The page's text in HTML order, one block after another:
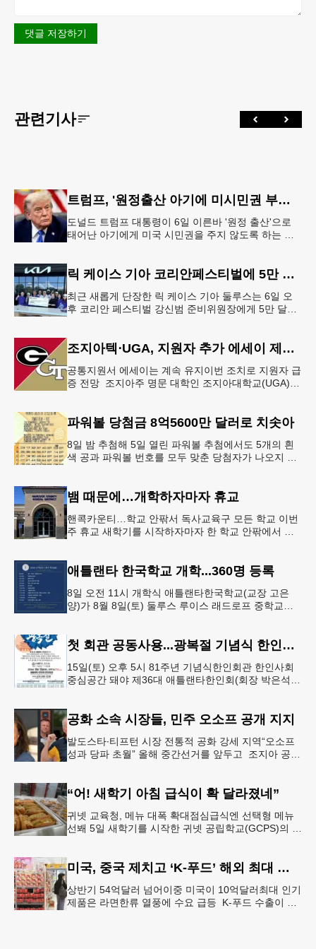
댓글 저장하기
관련기사
트럼프, '원정출산 아기에 미시민권 부여 금지' 행정명령 서명
도널드 트럼프 대통령이 6일 이른바 '원정 출산'으로
태어난 아기에게 미국 시민권을 주지 않도록 하는 행
릭 케이스 기아 코리안페스티벌에 5만 달러 후원
최근 새롭게 단장한 릭 케이스 기아 둘루스는 6일 오
후 코리안 페스티벌 강신범 준비위원장에게 5만 달러
조지아텍⋅UGA, 지원자 추가 에세이 제출 폐지
공통지원서 에세이는 계속 유지이번 조치로 지원자 급
증 전망 조지아주 명문 대학인 조지아대학교(UGA)와
파워볼 당첨금 8억5600만 달러로 치솟아
8일 밤 추첨해 5일 열린 파워볼 추첨에서도 5개의 흰
색 공과 파워볼 번호를 모두 맞춘 당첨자가 나오지 않
뱀 때문에…개학하자마자 휴교
핸콕카운티…학교 안팎서 독사교육구 모든 학교 이번
주 휴교 새학기를 시작하자마자 한 학교 안팎에서 잇
애틀랜타 한국학교 개학...360명 등록
8일 오전 11시 개학식 애틀랜타한국학교(교장 고은
양)가 8월 8일(토) 둘루스 루이스 래드로프 중학교에
첫 회관 공동사용...광복절 기념식 한인회관서
15일(토) 오후 5시 81주년 기념식한인회관 한인사회
중심공간 돼야 제36대 애틀랜타한인회(회장 박은석·
공화 소속 시장들, 민주 오소프 공개 지지
발도스타∙티프턴 시장 전통적 공화 강세 지역“오소프
성과 당파 초월” 올해 중간선거를 앞두고 조지아 공화
“어! 새학기 아침 급식이 확 달라졌네”
귀넷 교육청, 메뉴 대폭 확대점심급식엔 선택형 메뉴
선봬 5일 새학기를 시작한 귀넷 공립학교(GCPS)의 급
미국, 중국 제치고 ‘K-푸드’ 해외 최대 시장 부상
상반기 54억달러 넘어이중 미국이 10억달러최대 인기
제품은 라면한류 열풍에 수요 급등 K-푸드 수출이 라